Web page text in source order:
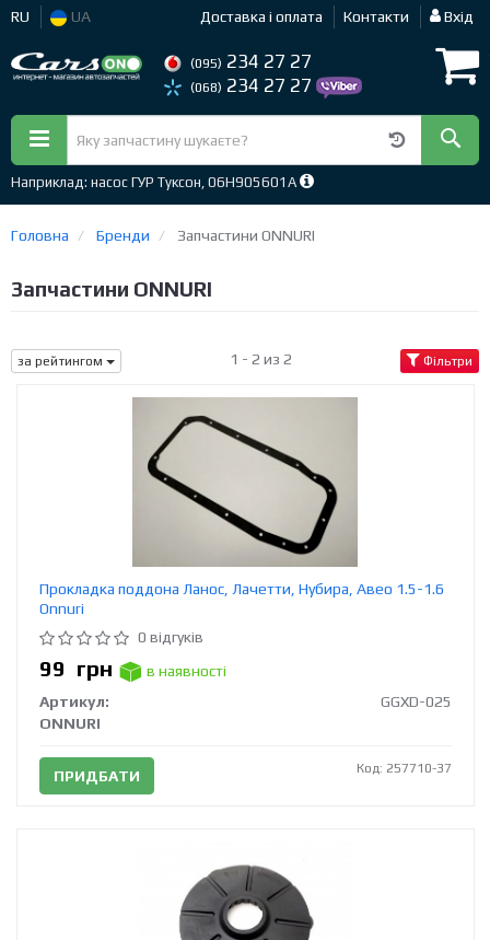
RU UA Доставка і оплата Контакти Вхід
(095) 234 27 27
(068) 234 27 27
Наприклад: насос ГУР Туксон, 06H905601A
Головна Бренди Запчастини ONNURI
Запчастини ONNURI
за рейтингом 1 - 2 из 2 Фільтри
Прокладка поддона Ланос, Лачетти, Нубира, Авео 1.5-1.6
Onnuri
0 відгуків
99 грн
в наявності
Артикул:
GGXD-025
ONNURI
ПРИДБАТИ Код: 257710-37